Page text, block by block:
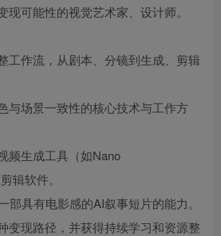
可能性的视觉艺术家、设计师。
工作流，从剧本、分镜到生成、剪辑
与场景一致性的核心技术与工作方
频生成工具（如Nano
辑软件。
部具有电影感的AI叙事短片的能力。
变现路径，并获得持续学习和资源整